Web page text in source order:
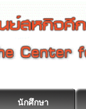
นักศึกษา